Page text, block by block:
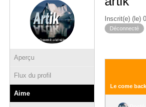
Aperçu
Flux du profil
Aime
Inscrit(e) (le)
Déconnecté
Le come